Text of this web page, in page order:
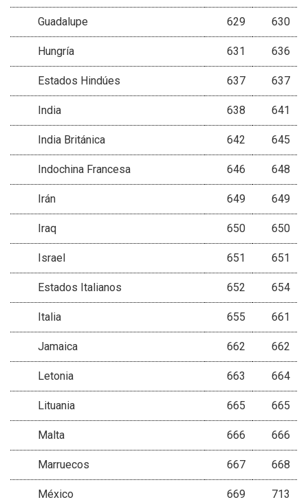
Guadalupe 629 630
Hungría 631 636
Estados Hindúes 637 637
India 638 641
India Británica 642 645
Indochina Francesa 646 648
Irán 649 649
Iraq 650 650
Israel 651 651
Estados Italianos 652 654
Italia 655 661
Jamaica 662 662
Letonia 663 664
Lituania 665 665
Malta 666 666
Marruecos 667 668
México 669 713